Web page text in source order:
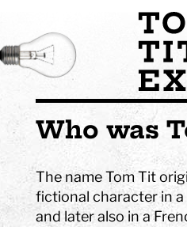
Who was
The name Tom Tit
fictional character in a
and later also in a